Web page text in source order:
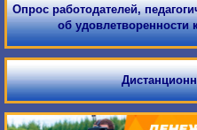
Опрос работодателей,
об удовлетворенности